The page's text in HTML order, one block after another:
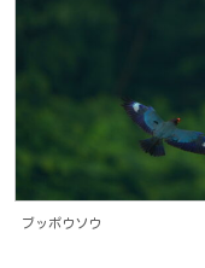
ブッポウソウ